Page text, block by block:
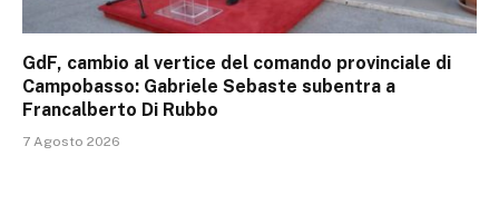
GdF, cambio al vertice del comando provinciale di
Campobasso: Gabriele Sebaste subentra a
Francalberto Di Rubbo
7 Agosto 2026